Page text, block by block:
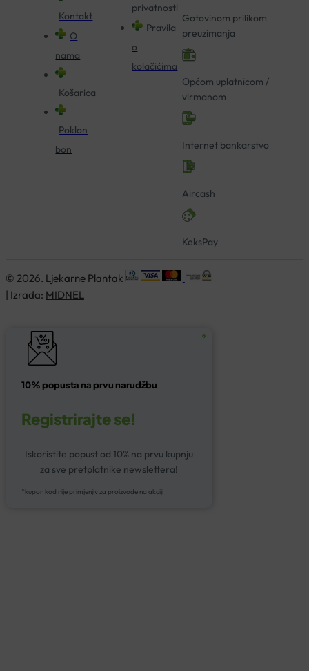
Kontakt
O
nama
Košarica
Poklon
bon
privatnosti
Pravila
o
kolačićima
Gotovinom prilikom
preuzimanja
Općom uplatnicom /
virmanom
Internet bankarstvo
Aircash
KeksPay
© 2026. Ljekarne Plantak
| Izrada: MIDNEL
10% popusta na prvu narudžbu
Registrirajte se!
Iskoristite popust od 10% na prvu kupnju
za sve pretplatnike newslettera!
*kupon kod nije primjenjiv za proizvode na akciji